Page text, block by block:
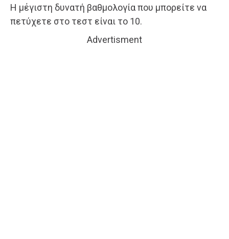
Η μέγιστη δυνατή βαθμολογία που μπορείτε να
πετύχετε στο τεστ είναι το 10.
Advertisment